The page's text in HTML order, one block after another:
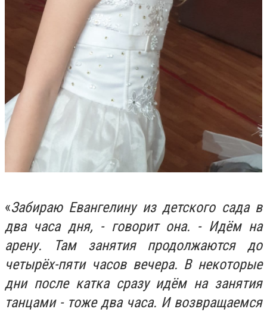
«Забираю Евангелину из детского сада в
два часа дня, - говорит она. - Идём на
арену. Там занятия продолжаются до
четырёх-пяти часов вечера. В некоторые
дни после катка сразу идём на занятия
танцами - тоже два часа. И возвращаемся